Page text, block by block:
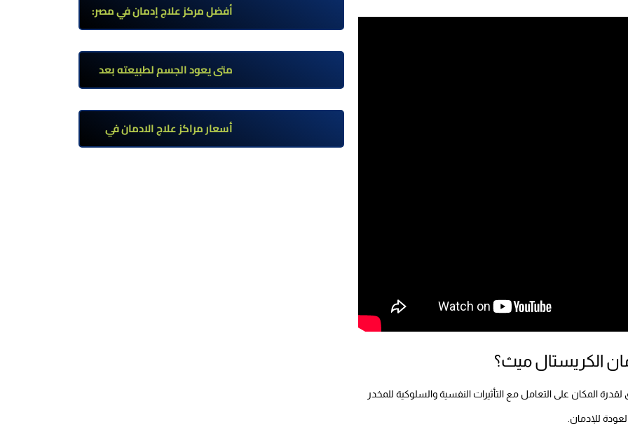
الكريستال ميث؟
المكان على التعامل مع التأثيرات النفسية والسلوكية للمخدر
للإدمان.
أفضل مركز علاج إدمان في مصر:
برامج علاج معتمدة وتعافي آمن
تحت إشراف طبي
متى يعود الجسم لطبيعته بعد
ترك مخدر الآيس؟ مراحل التعافي
والعوامل المؤثرة
أسعار مراكز علاج الادمان في
مصر: كم تبلغ التكلفة وما الذي